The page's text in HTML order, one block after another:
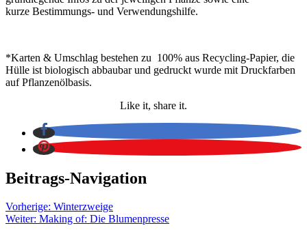
kurze Bestimmungs- und Verwendungshilfe.
*Karten & Umschlag bestehen zu 100% aus Recycling-Papier, die
Hülle ist biologisch abbaubar und gedruckt wurde mit Druckfarben
auf Pflanzenölbasis.
Like it, share it.
Beitrags-Navigation
Vorherige: Winterzweige
Weiter: Making of: Die Blumenpresse